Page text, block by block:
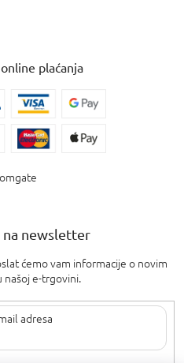
plaćanja
newsletter
ćemo vam informacije o novim
našoj e-trgovini.